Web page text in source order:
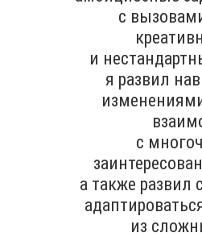
с
и
я развил
с
а также развил
из